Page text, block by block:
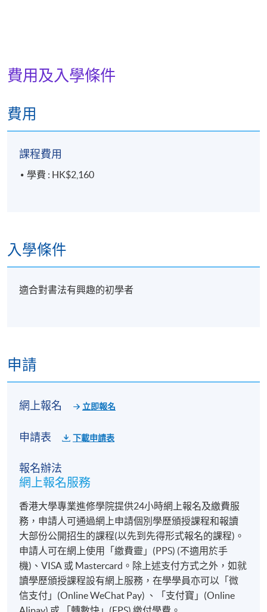
費用及入學條件
費用
課程費用
學費 : HK$2,160
入學條件
適合對書法有興趣的初學者
申請
網上報名 立即報名
申請表 下載申請表
報名辦法
網上報名服務
香港大學專業進修學院提供24小時網上報名及繳費服
務，申請人可通過網上申請個別學歷頒授課程和報讀
大部份公開招生的課程(以先到先得形式報名的課程)。
申請人可在網上使用「繳費靈」(PPS) (不適用於手
機)、VISA 或 Mastercard。除上述支付方式之外，如就
讀學歷頒授課程設有網上服務，在學學員亦可以「微
信支付」(Online WeChat Pay) 、「支付寶」(Online